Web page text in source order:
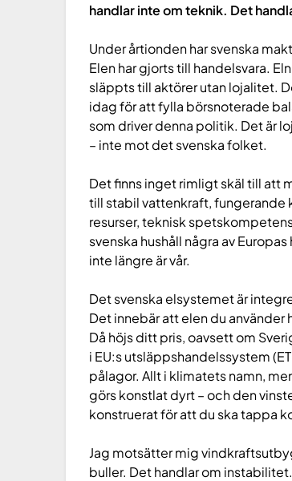
handlar inte om teknik. Det
Under årtionden har svenska
Elen har gjorts till handelsvara.
släppts till aktörer utan lojalitet.
idag för att fylla börsnoterade
som driver denna politik. Det är
– inte mot det svenska folket.
Det finns inget rimligt skäl till att
till stabil vattenkraft, fungerande
resurser, teknisk
svenska hushåll några av
inte längre är vår.
Det svenska elsystemet är
Det innebär att elen du använder
Då höjs ditt pris, oavsett om
i EU:s utsläppshandelssystem
pålagor. Allt i klimatets namn,
görs konstlat dyrt – och den
konstruerat för att du ska tappa
Jag motsätter mig
buller. Det handlar om